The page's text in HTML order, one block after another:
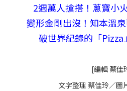
2週萬人搶搭！蔥寶小
變形金剛出沒！知本溫
破世界紀錄的「Pizza
[編輯 蔡佳
文字整理 蔡佳玲／圖